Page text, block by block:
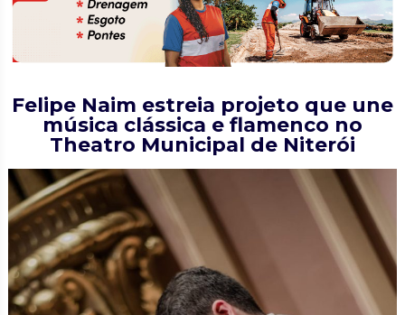
Felipe Naim estreia projeto que une
música clássica e flamenco no
Theatro Municipal de Niterói